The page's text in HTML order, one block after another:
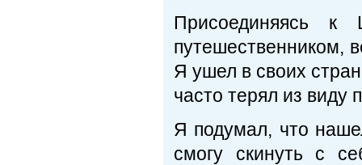
Присоединяясь к
путешественником,
Я ушел в своих
часто терял из виду
Я подумал, что
смогу скинуть с